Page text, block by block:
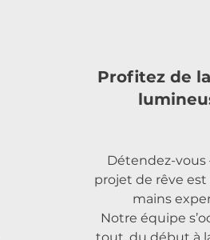
Profitez de
Détendez-
projet de rêve
mains
Notre équipe